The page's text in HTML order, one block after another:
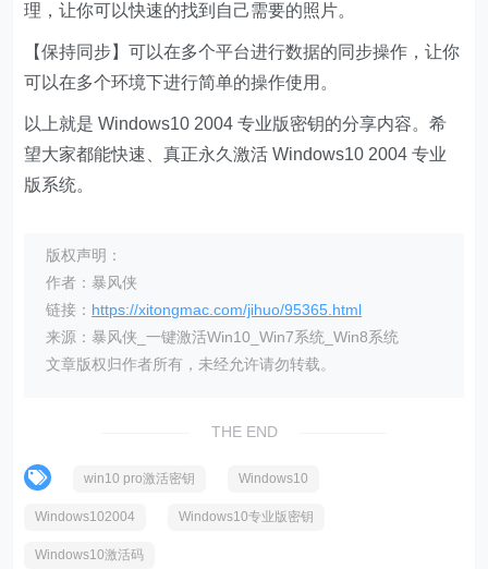
理，让你可以快速的找到自己需要的照片。
【保持同步】可以在多个平台进行数据的同步操作，让你
可以在多个环境下进行简单的操作使用。
以上就是 Windows10 2004 专业版密钥的分享内容。希
望大家都能快速、真正永久激活 Windows10 2004 专业
版系统。
版权声明：
作者：暴风侠
链接： https://xitongmac.com/jihuo/95365.html
来源：暴风侠_一键激活Win10_Win7系统_Win8系统
文章版权归作者所有，未经允许请勿转载。
THE END
win10 pro激活密钥 Windows10
Windows102004 Windows10专业版密钥
Windows10激活码